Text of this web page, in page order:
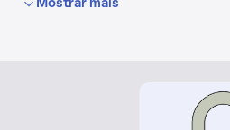
Mostrar mais